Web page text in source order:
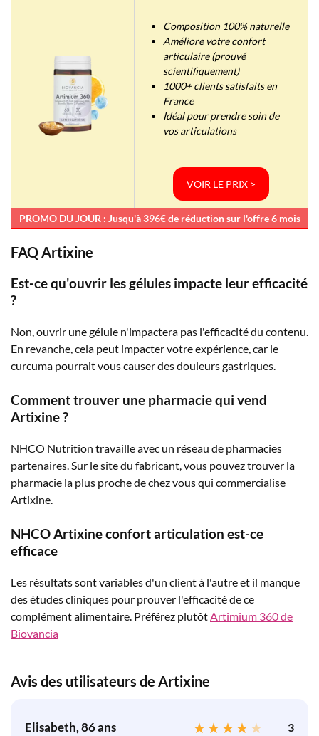
Composition 100% naturelle
Améliore votre confort
articulaire (prouvé
scientifiquement)
1000+ clients satisfaits en
France
Idéal pour prendre soin de
vos articulations
VOIR LE PRIX >
PROMO DU JOUR : Jusqu'à 396€ de réduction sur l'offre 6 mois
FAQ Artixine
Est-ce qu'ouvrir les gélules impacte leur efficacité
?
Non, ouvrir une gélule n'impactera pas l'efficacité du contenu.
En revanche, cela peut impacter votre expérience, car le
curcuma pourrait vous causer des douleurs gastriques.
Comment trouver une pharmacie qui vend
Artixine ?
NHCO Nutrition travaille avec un réseau de pharmacies
partenaires. Sur le site du fabricant, vous pouvez trouver la
pharmacie la plus proche de chez vous qui commercialise
Artixine.
NHCO Artixine confort articulation est-ce
efficace
Les résultats sont variables d'un client à l'autre et il manque
des études cliniques pour prouver l'efficacité de ce
complément alimentaire. Préférez plutôtArtimium 360 de
Biovancia
Avis des utilisateurs de Artixine
Elisabeth, 86 ans 3